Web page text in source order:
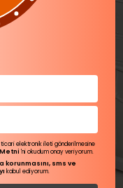
elektronik ileti gönderilmesine
'ni okudum onay veriyorum.
korunmasını, sms ve
kabul ediyorum.